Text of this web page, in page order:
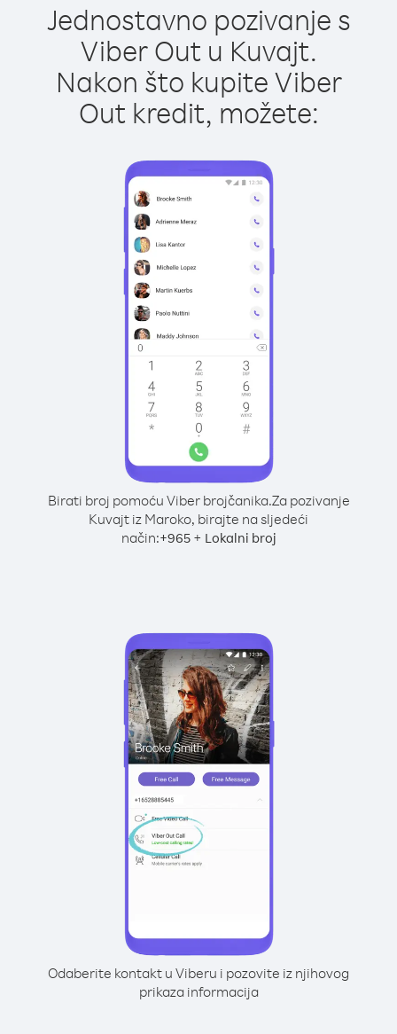
Jednostavno pozivanje s
Viber Out u Kuvajt.
Nakon što kupite Viber
Out kredit, možete:
Birati broj pomoću Viber brojčanika.Za pozivanje
Kuvajt iz Maroko, birajte na sljedeći
način:+965+ Lokalni broj
Odaberite kontakt u Viberu i pozovite iz njihovog
prikaza informacija